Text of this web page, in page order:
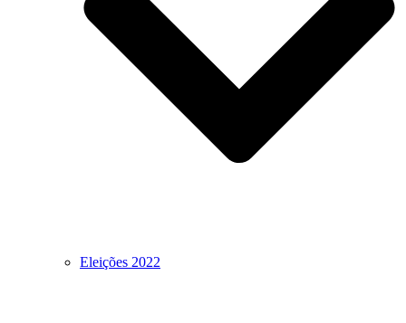
Eleições 2022